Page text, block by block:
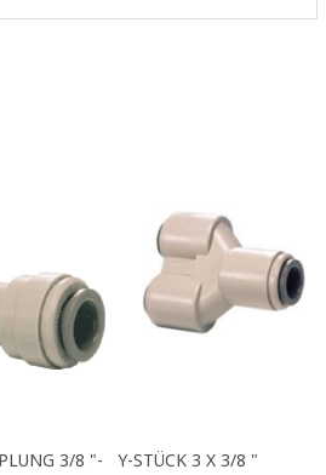
3/8 "-
Y-STÜCK 3 X 3/8 "